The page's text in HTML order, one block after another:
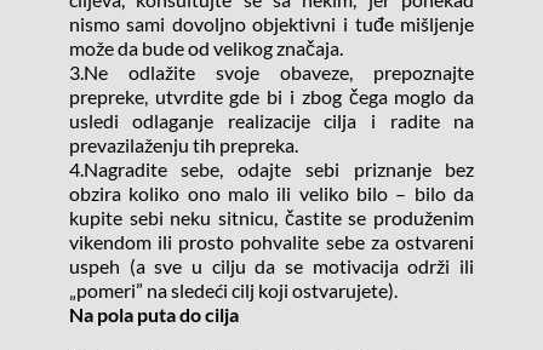
nismo sami dovoljno objektivni i tuđe mišljenje
može da bude od velikog značaja.
3.Ne odlažite svoje obaveze, prepoznajte
prepreke, utvrdite gde bi i zbog čega moglo da
usledi odlaganje realizacije cilja i radite na
prevazilaženju tih prepreka.
4.Nagradite sebe, odajte sebi priznanje bez
obzira koliko ono malo ili veliko bilo – bilo da
kupite sebi neku sitnicu, častite se produženim
vikendom ili prosto pohvalite sebe za ostvareni
uspeh (a sve u cilju da se motivacija održi ili
„pomeri” na sledeći cilj koji ostvarujete).
Na pola puta do cilja